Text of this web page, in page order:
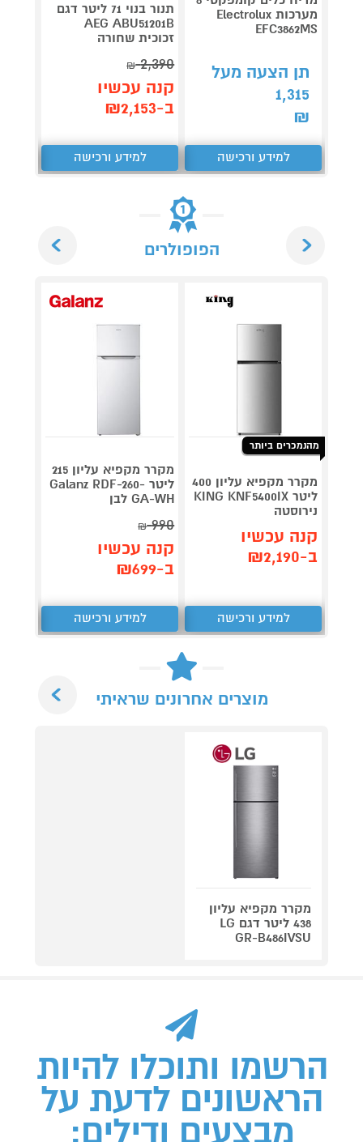
מערכות Electrolux
EFC3862MS
תן הצעה מעל
1,315
₪
למידע ורכישה
תנור בנוי 71 ליטר דגם
AEG ABU51201B
זכוכית שחורה
2,390
₪
קנה עכשיו
ב-₪2,153
למידע ורכישה
הפופולרים
מהנמכרים ביותר
מקרר מקפיא עליון 400
ליטר KING KNF5400IX
נירוסטה
קנה עכשיו
ב-₪2,190
למידע ורכישה
מקרר מקפיא עליון 215
ליטר Galanz RDF-260-
GA-WH לבן
990
₪
קנה עכשיו
ב-₪699
למידע ורכישה
מוצרים אחרונים שראיתי
מקרר מקפיא עליון
438 ליטר דגם LG
GR-B486IVSU
הרשמו ותוכלו להיות
הראשונים לדעת על
מבצעים ודילים: